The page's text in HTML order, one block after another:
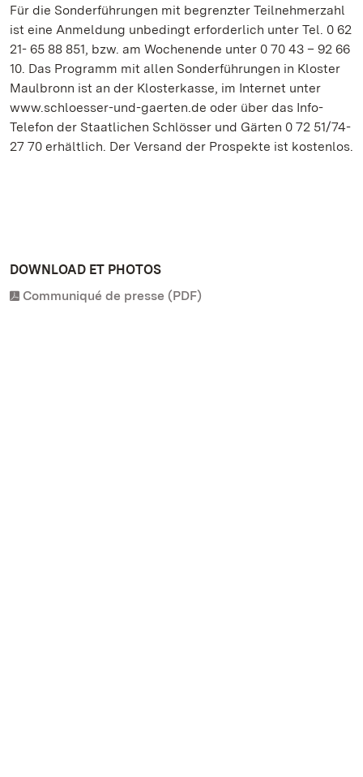
Für die Sonderführungen mit begrenzter Teilnehmerzahl
ist eine Anmeldung unbedingt erforderlich unter Tel. 0 62
21- 65 88 851, bzw. am Wochenende unter 0 70 43 – 92 66
10. Das Programm mit allen Sonderführungen in Kloster
Maulbronn ist an der Klosterkasse, im Internet unter
www.schloesser-und-gaerten.de oder über das Info-
Telefon der Staatlichen Schlösser und Gärten 0 72 51/74-
27 70 erhältlich. Der Versand der Prospekte ist kostenlos.
DOWNLOAD ET PHOTOS
Communiqué de presse (PDF)